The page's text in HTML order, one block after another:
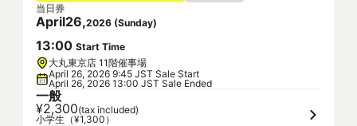
当日券
April26,2026 (Sunday)
13:00 Start Time
大丸東京店 11階催事場
April 26, 2026 9:45 JST Sale Start
April 26, 2026 13:00 JST Sale Ended
一般
¥2,300(tax included)
小学生（¥1,300）